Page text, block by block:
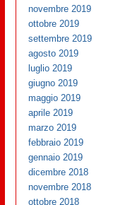
novembre 2019
ottobre 2019
settembre 2019
agosto 2019
luglio 2019
giugno 2019
maggio 2019
aprile 2019
marzo 2019
febbraio 2019
gennaio 2019
dicembre 2018
novembre 2018
ottobre 2018